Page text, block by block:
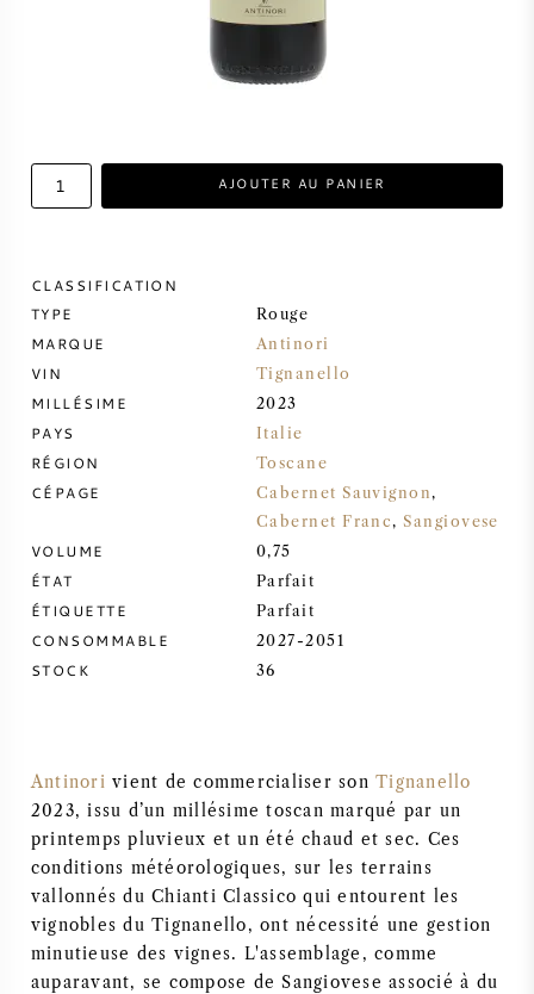
PINOT NOIR
SYRAH / SHIRAZ
RIESLING
VIN FRANÇAIS
VIN ITALIEN
VIN ESPAGNOL
AJOUTER AU PANIER
CLASSIFICATION
TYPE
Rouge
MARQUE Antinori
VIN Tignanello
MILLÉSIME 2023
PAYS Italie
RÉGION Toscane
CÉPAGE Cabernet Sauvignon,
Cabernet Franc,Sangiovese
VOLUME 0,75
ÉTAT Parfait
ÉTIQUETTE Parfait
CONSOMMABLE 2027-2051
STOCK 36
Antinori vient de commercialiser sonTignanello
2023, issu d’un millésime toscan marqué par un
printemps pluvieux et un été chaud et sec. Ces
conditions météorologiques, sur les terrains
vallonnés du Chianti Classico qui entourent les
vignobles du Tignanello, ont nécessité une gestion
minutieuse des vignes. L'assemblage, comme
auparavant, se compose de Sangiovese associé à du